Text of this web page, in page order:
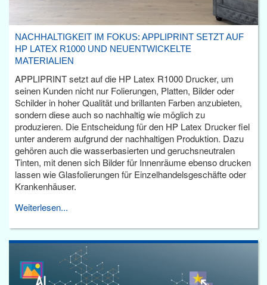
NACHHALTIGKEIT IM FOKUS: APPLIPRINT SETZT AUF
HP LATEX R1000 UND NEUENTWICKELTE
MATERIALIEN
APPLIPRINT setzt auf die HP Latex R1000 Drucker, um
seinen Kunden nicht nur Folierungen, Platten, Bilder oder
Schilder in hoher Qualität und brillanten Farben anzubieten,
sondern diese auch so nachhaltig wie möglich zu
produzieren. Die Entscheidung für den HP Latex Drucker fiel
unter anderem aufgrund der nachhaltigen Produktion. Dazu
gehören auch die wasserbasierten und geruchsneutralen
Tinten, mit denen sich Bilder für Innenräume ebenso drucken
lassen wie Glasfolierungen für Einzelhandelsgeschäfte oder
Krankenhäuser.
Weiterlesen...